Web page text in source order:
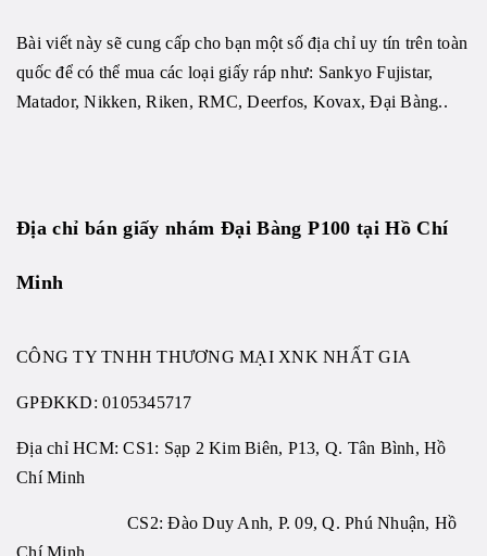
Bài viết này sẽ cung cấp cho bạn một số địa chỉ uy tín trên toàn
quốc để có thể mua các loại giấy ráp như: Sankyo Fujistar,
Matador, Nikken, Riken, RMC, Deerfos, Kovax, Đại Bàng..
Địa chỉ bán giấy nhám Đại Bàng P100 tại Hồ Chí
Minh
CÔNG TY TNHH THƯƠNG MẠI XNK NHẤT GIA
GPĐKKD: 0105345717
Địa chỉ HCM: CS1: Sạp 2 Kim Biên, P13, Q. Tân Bình, Hồ
Chí Minh
CS2: Đào Duy Anh, P. 09, Q. Phú Nhuận, Hồ